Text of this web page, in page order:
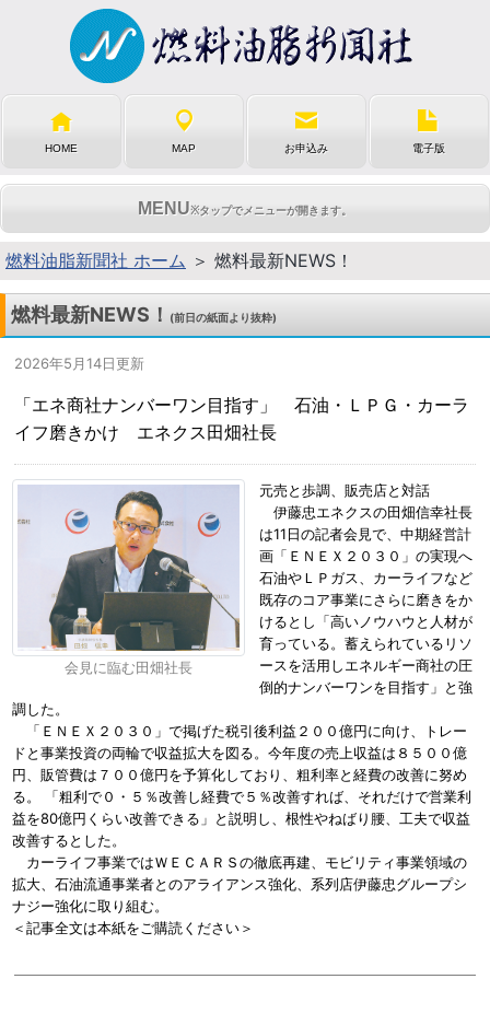
HOME MAP お申込み 電子版
MENU※タップでメニューが開きます。
燃料油脂新聞社 ホーム ＞ 燃料最新NEWS！
燃料最新NEWS！ (前日の紙面より抜粋)
2026年5月14日更新
「エネ商社ナンバーワン目指す」 石油・ＬＰＧ・カーラ
イフ磨きかけ エネクス田畑社長
会見に臨む田畑社長
元売と歩調、販売店と対話
伊藤忠エネクスの田畑信幸社長
は11日の記者会見で、中期経営計
画「ＥＮＥＸ２０３０」の実現へ
石油やＬＰガス、カーライフなど
既存のコア事業にさらに磨きをか
けるとし「高いノウハウと人材が
育っている。蓄えられているリソ
ースを活用しエネルギー商社の圧
倒的ナンバーワンを目指す」と強
調した。
「ＥＮＥＸ２０３０」で掲げた税引後利益２００億円に向け、トレー
ドと事業投資の両輪で収益拡大を図る。今年度の売上収益は８５００億
円、販管費は７００億円を予算化しており、粗利率と経費の改善に努め
る。 「粗利で０・５％改善し経費で５％改善すれば、それだけで営業利
益を80億円くらい改善できる」と説明し、根性やねばり腰、工夫で収益
改善するとした。
カーライフ事業ではＷＥＣＡＲＳの徹底再建、モビリティ事業領域の
拡大、石油流通事業者とのアライアンス強化、系列店伊藤忠グループシ
ナジー強化に取り組む。
＜記事全文は本紙をご購読ください＞